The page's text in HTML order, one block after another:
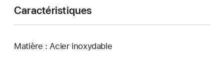
Caractéristiques
Matière : Acier inoxydable